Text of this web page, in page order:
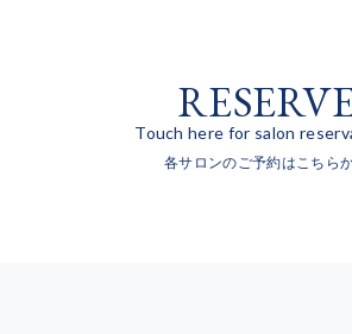
Touch here for salon
各サロンのご予約はこちら